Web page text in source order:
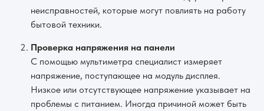
неисправностей, которые могут повлиять на работу
бытовой техники.
Проверка напряжения на панели
С помощью мультиметра специалист измеряет
напряжение, поступающее на модуль дисплея.
Низкое или отсутствующее напряжение указывает на
проблемы с питанием. Иногда причиной может быть